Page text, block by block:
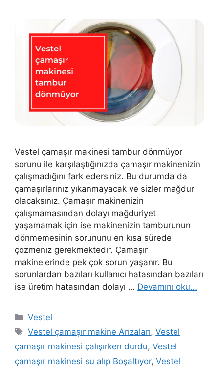
Vestel çamaşır makinesi tambur dönmüyor
sorunu ile karşılaştığınızda çamaşır makinenizin
çalışmadığını fark edersiniz. Bu durumda da
çamaşırlarınız yıkanmayacak ve sizler mağdur
olacaksınız. Çamaşır makinenizin
çalışmamasından dolayı mağduriyet
yaşamamak için ise makinenizin tamburunun
dönmemesinin sorununu en kısa sürede
çözmeniz gerekmektedir. Çamaşır
makinelerinde pek çok sorun yaşanır. Bu
sorunlardan bazıları kullanıcı hatasından bazıları
ise üretim hatasından dolayı … Devamını oku…
Kategoriler
Vestel
Etiketler
Vestel çamaşır makine Arızaları,Vestel
çamaşır makinesi çalışırken durdu, Vestel
çamaşır makinesi su alıp Boşaltıyor, Vestel